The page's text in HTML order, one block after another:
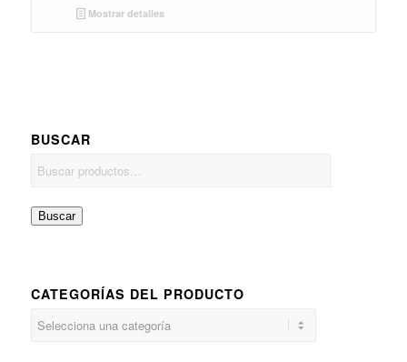
Mostrar detalles
BUSCAR
Buscar
CATEGORÍAS DEL PRODUCTO